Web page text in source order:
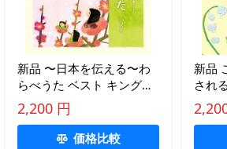
新品 〜日本を伝える〜わ
らべうた ベスト キング・
ベスト・セレクト・ライブ
ラリー2025 / オムニバス
(CD) KICW7218
2,200 円
価格比較
新品
され
ト キ
クト
オム